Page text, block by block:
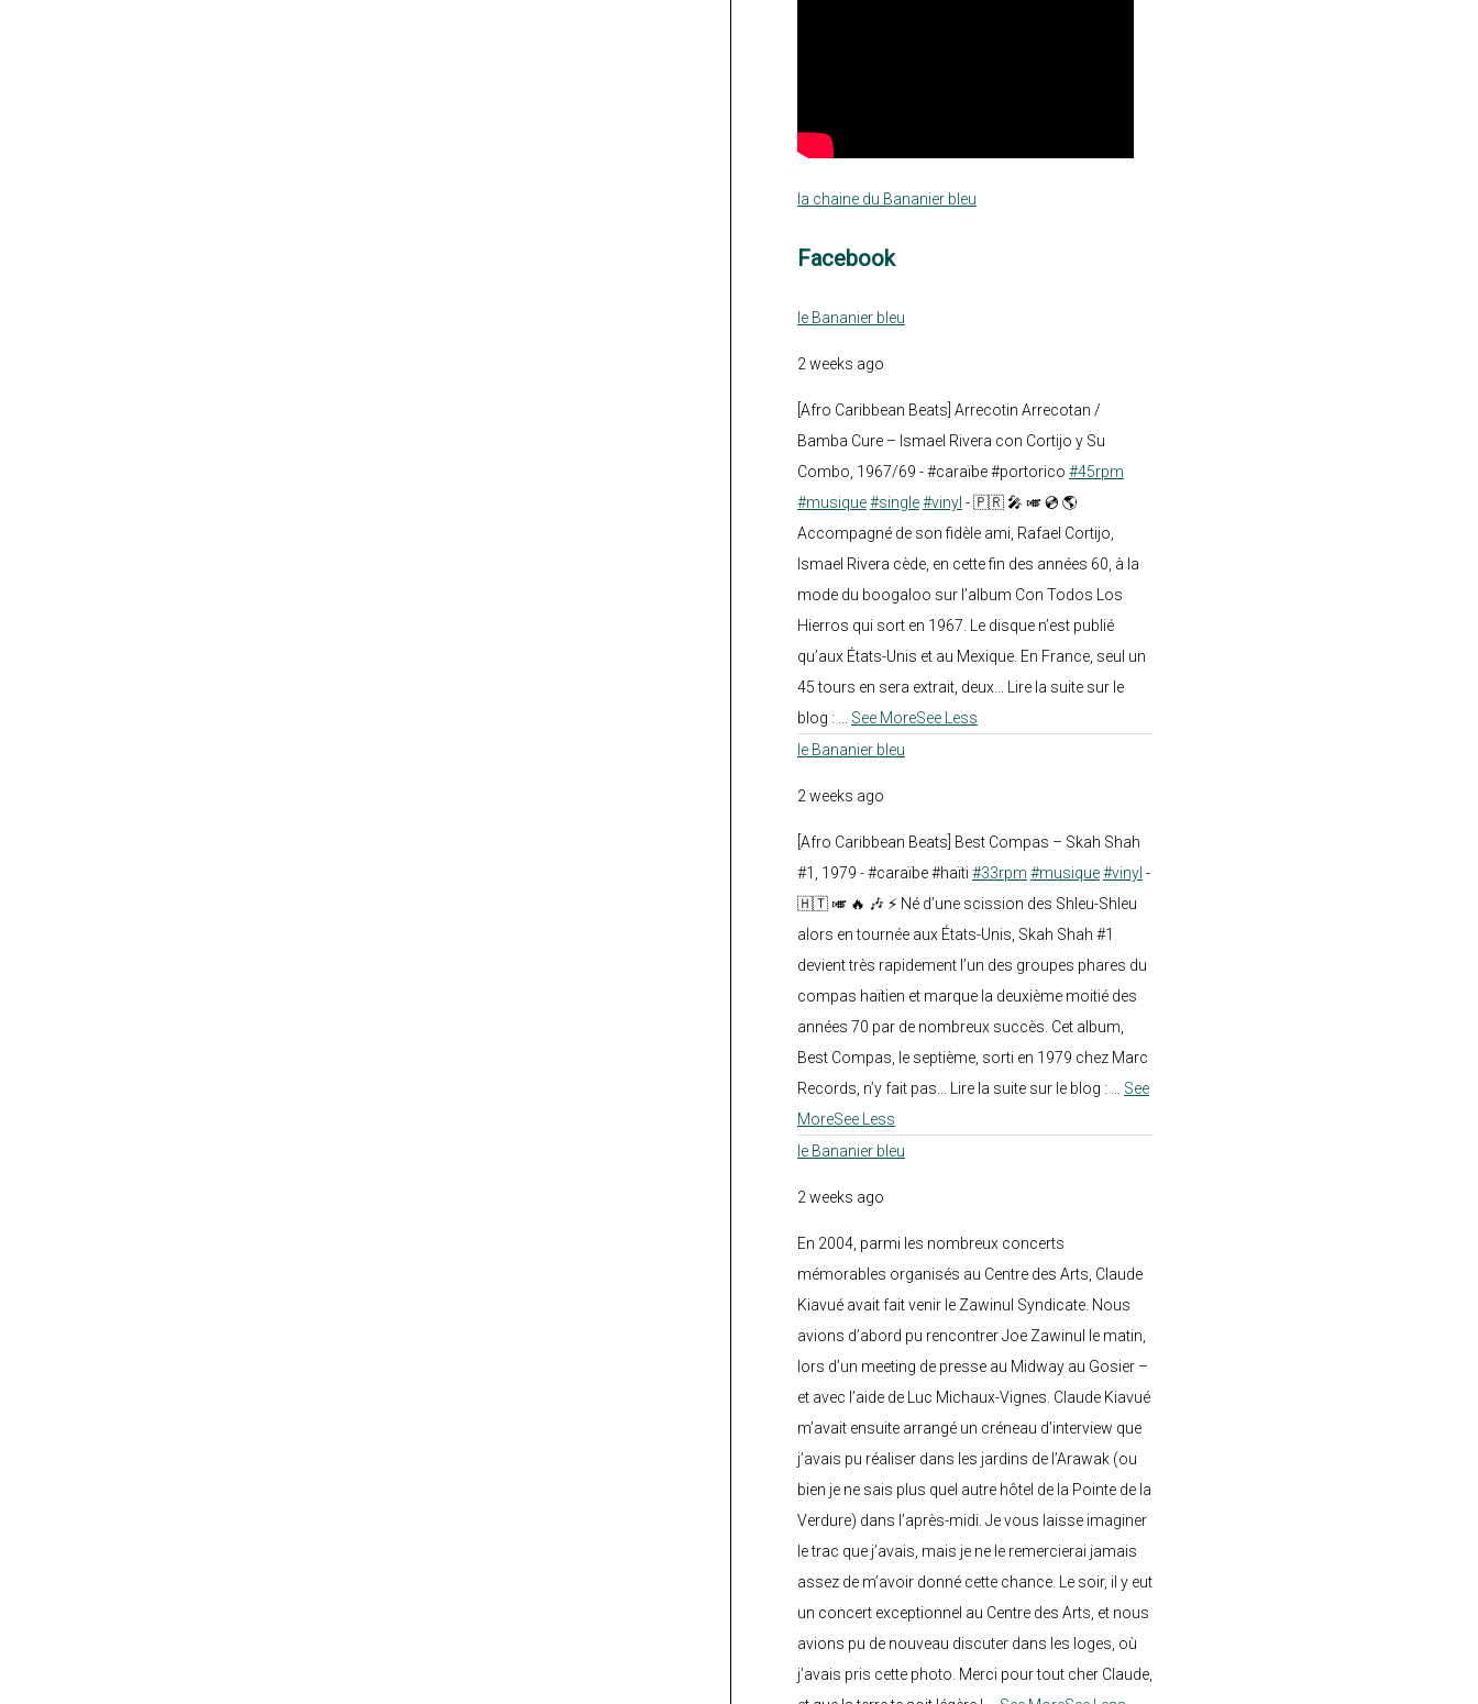
la chaine du Bananier bleu
Facebook
le Bananier bleu
2 weeks ago
[Afro Caribbean Beats] Arrecotin Arrecotan /
Bamba Cure – Ismael Rivera con Cortijo y Su
Combo, 1967/69 - #caraïbe #portorico #45rpm
#musique#single#vinyl - 🇵🇷 🎤 🎺 💿 🌎
Accompagné de son fidèle ami, Rafael Cortijo,
Ismael Rivera cède, en cette fin des années 60, à la
mode du boogaloo sur l’album Con Todos Los
Hierros qui sort en 1967. Le disque n’est publié
qu’aux États-Unis et au Mexique. En France, seul un
45 tours en sera extrait, deux... Lire la suite sur le
blog :
See MoreSee Less
le Bananier bleu
2 weeks ago
[Afro Caribbean Beats] Best Compas – Skah Shah
#1, 1979 - #caraïbe #haïti #33rpm #musique#vinyl -
🇭🇹 🎺 🔥 🎶 ⚡ Né d’une scission des Shleu-Shleu
alors en tournée aux États-Unis, Skah Shah #1
devient très rapidement l’un des groupes phares du
compas haïtien et marque la deuxième moitié des
années 70 par de nombreux succès. Cet album,
Best Compas, le septième, sorti en 1979 chez Marc
Records, n’y fait pas... Lire la suite sur le blog :
See
MoreSee Less
le Bananier bleu
2 weeks ago
En 2004, parmi les nombreux concerts
mémorables organisés au Centre des Arts, Claude
Kiavué avait fait venir le Zawinul Syndicate. Nous
avions d’abord pu rencontrer Joe Zawinul le matin,
lors d’un meeting de presse au Midway au Gosier –
et avec l’aide de Luc Michaux-Vignes. Claude Kiavué
m’avait ensuite arrangé un créneau d’interview que
j’avais pu réaliser dans les jardins de l’Arawak (ou
bien je ne sais plus quel autre hôtel de la Pointe de la
Verdure) dans l’après-midi. Je vous laisse imaginer
le trac que j’avais, mais je ne le remercierai jamais
assez de m’avoir donné cette chance. Le soir, il y eut
un concert exceptionnel au Centre des Arts, et nous
avions pu de nouveau discuter dans les loges, où
j’avais pris cette photo. Merci pour tout cher Claude,